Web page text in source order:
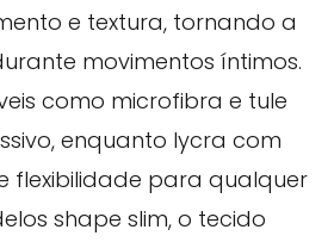
e textura, tornando a
movimentos íntimos.
como microfibra e tule
enquanto lycra com
flexibilidade para qualquer
shape slim, o tecido